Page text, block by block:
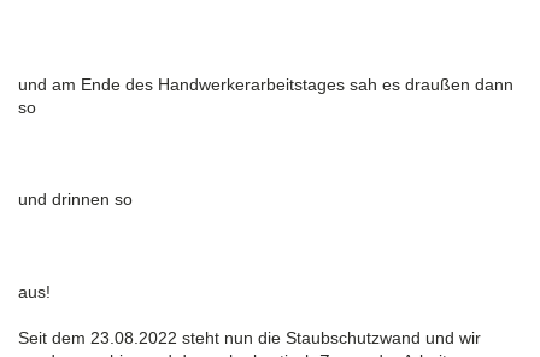
und am Ende des Handwerkerarbeitstages sah es draußen dann
so
und drinnen so
aus!
Seit dem 23.08.2022 steht nun die Staubschutzwand und wir